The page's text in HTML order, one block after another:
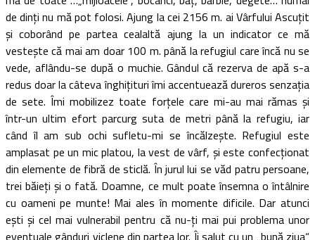
de dinţi nu mă pot folosi. Ajung la cei 2156 m. ai Vârfului Ascuţit
şi coborând pe partea cealaltă ajung la un indicator ce mă
vesteşte că mai am doar 100 m. până la refugiul care încă nu se
vede, aflându-se după o muchie. Gândul că rezerva de apă s-a
redus doar la câteva înghiţituri îmi accentuează dureros senzaţia
de sete. Îmi mobilizez toate forţele care mi-au mai rămas şi
într-un ultim efort parcurg suta de metri până la refugiu, iar
când îl am sub ochi sufletu-mi se încălzeşte. Refugiul este
amplasat pe un mic platou, la vest de vârf, şi este confecţionat
din elemente de fibră de sticlă. În jurul lui se văd patru persoane,
trei băieţi şi o fată. Doamne, ce mult poate însemna o întâlnire
cu oameni pe munte! Mai ales în momente dificile. Dar atunci
eşti şi cel mai vulnerabil pentru că nu-ţi mai pui problema unor
eventuale gânduri viclene din partea lor. Îi salut cu un „bună ziua“